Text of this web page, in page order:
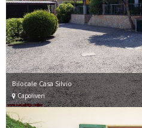
Bilocale Casa Silvio
Capoliveri